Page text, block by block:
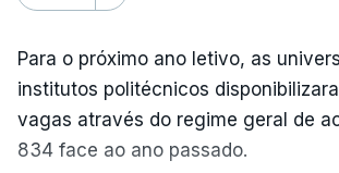
Para o próximo ano letivo, as
institutos politécnicos
vagas através do regime geral de
834 face ao ano passado.